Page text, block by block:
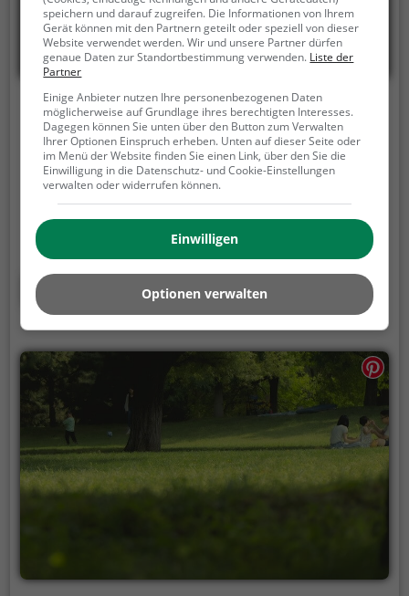
Picknickplatz Pinggau Schäffern
Gamperlweg, 8243 Pinggau
Der Picknickplatz Pinggau Schäffern ist ein
Picknickplatz in Pinggau.Bei schönem Wetter bietet
der Picknickplatz Pinggau Schäffern viele
Möglichkeiten für ein gemütliches Picknick im Freien.
Egal ob als Ziel für einen Tagesausflug oder als kurze
Pause zwischendurch, der Picknickplatz Pinggau
Schäffern ist der perfekte Ort, um die Akkus wieder
aufzutanken und ein leckeres Essen unter freiem
Himmel zu genießen.
Mehr erfahren
speichern und darauf zugreifen. Die Informationen von Ihrem
Gerät können mit den Partnern geteilt oder speziell von dieser
Website verwendet werden. Wir und unsere Partner dürfen
genaue Daten zur Standortbestimmung verwenden. Liste der
Partner
Einige Anbieter nutzen Ihre personenbezogenen Daten
möglicherweise auf Grundlage ihres berechtigten Interesses.
Dagegen können Sie unten über den Button zum Verwalten
Ihrer Optionen Einspruch erheben. Unten auf dieser Seite oder
im Menü der Website finden Sie einen Link, über den Sie die
Einwilligung in die Datenschutz- und Cookie-Einstellungen
verwalten oder widerrufen können.
Einwilligen
Optionen verwalten